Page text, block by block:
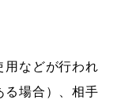
用などが行われ
る場合）、相手